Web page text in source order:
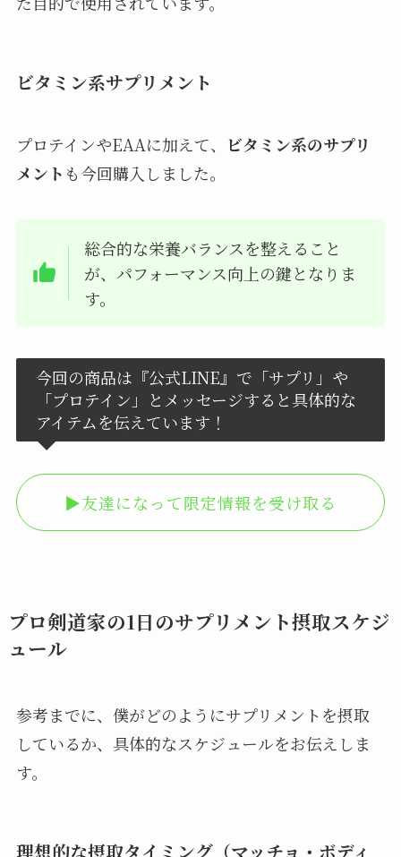
ビタミン系サプリメント
プロテインやEAAに加えて、 ビタミン系のサプリ
メント も今回購入しました。
総合的な栄養バランスを整えること
が、パフォーマンス向上の鍵となりま
す。
今回の商品は『公式LINE』で「サプリ」や
「プロテイン」とメッセージすると具体的な
アイテムを伝えています！
▶︎友達になって限定情報を受け取る
プロ剣道家の1日のサプリメント摂取スケジ
ュール
参考までに、僕がどのようにサプリメントを摂取
しているか、具体的なスケジュールをお伝えしま
す。
理想的な摂取タイミング（マッチョ・ボディ